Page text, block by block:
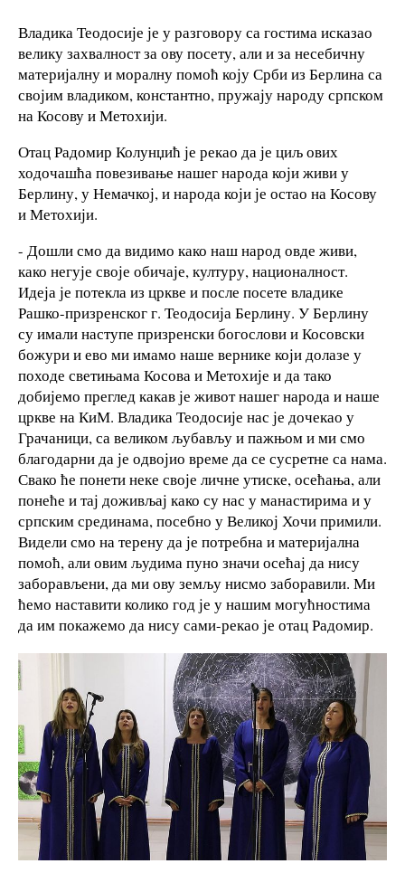
Владика Теодосије је у разговору са гостима исказао
велику захвалност за ову посету, али и за несебичну
материјалну и моралну помоћ коју Срби из Берлина са
својим владиком, константно, пружају народу српском
на Косову и Метохији.
Отац Радомир Колунџић је рекао да је циљ ових
ходочашћа повезивање нашег народа који живи у
Берлину, у Немачкој, и народа који је остао на Косову
и Метохији.
- Дошли смо да видимо како наш народ овде живи,
како негује своје обичаје, културу, националност.
Идеја је потекла из цркве и после посете владике
Рашко-призренског г. Теодосија Берлину. У Берлину
су имали наступе призренски богослови и Косовски
божури и ево ми имамо наше вернике који долазе у
походе светињама Косова и Метохије и да тако
добијемо преглед какав је живот нашег народа и наше
цркве на КиМ. Владика Теодосије нас је дочекао у
Грачаници, са великом љубављу и пажњом и ми смо
благодарни да је одвојио време да се сусретне са нама.
Свако ће понети неке своје личне утиске, осећања, али
понеће и тај доживљај како су нас у манастирима и у
српским срединама, посебно у Великој Хочи примили.
Видели смо на терену да је потребна и материјална
помоћ, али овим људима пуно значи осећај да нису
заборављени, да ми ову земљу нисмо заборавили. Ми
ћемо наставити колико год је у нашим могућностима
да им покажемо да нису сами-рекао је отац Радомир.